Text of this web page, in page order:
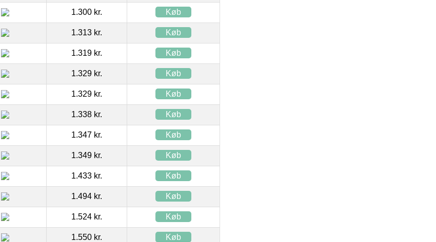
1.300 kr. Køb
1.313 kr. Køb
1.319 kr. Køb
1.329 kr. Køb
1.329 kr. Køb
1.338 kr. Køb
1.347 kr. Køb
1.349 kr. Køb
1.433 kr. Køb
1.494 kr. Køb
1.524 kr. Køb
1.550 kr. Køb